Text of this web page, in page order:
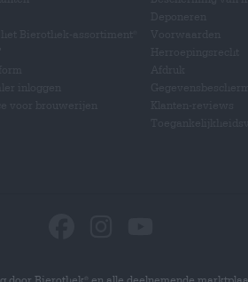
door Bierothek en alle deelnemende